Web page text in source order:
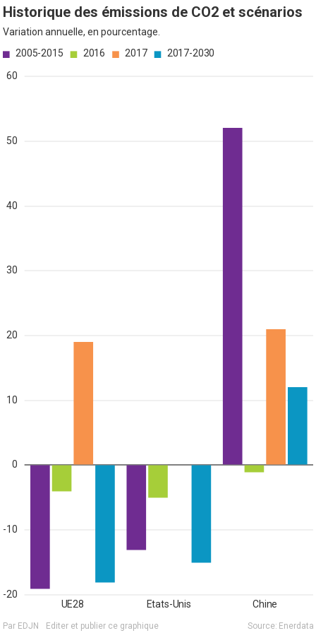
Historique des émissions de CO2 et scénarios
Variation annuelle, en pourcentage.
2005-2015 2016 2017 2017-2030
UE28 Etats-Unis Chine
-20
-10
0
10
20
30
40
50
60
Source: Enerdata
Editer et publier ce graphique
Par EDJN